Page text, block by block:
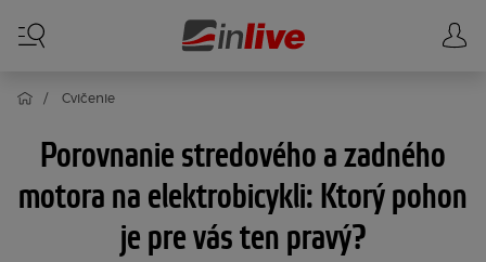
Cvičenie
Porovnanie stredového a zadného
motora na elektrobicykli: Ktorý pohon
je pre vás ten pravý?